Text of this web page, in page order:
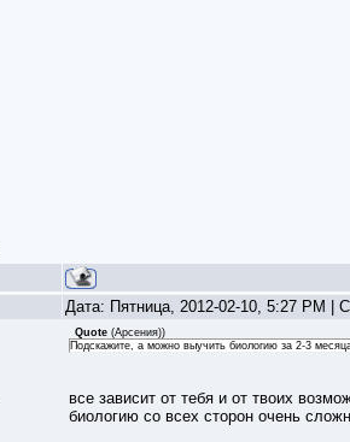
Дата: Пятница, 2012-02-10, 5:27 PM |
Quote (Арсения))
Подскажите, а можно выучить биологию за 2-3
все зависит от тебя и от твоих
биологию со всех сторон очень